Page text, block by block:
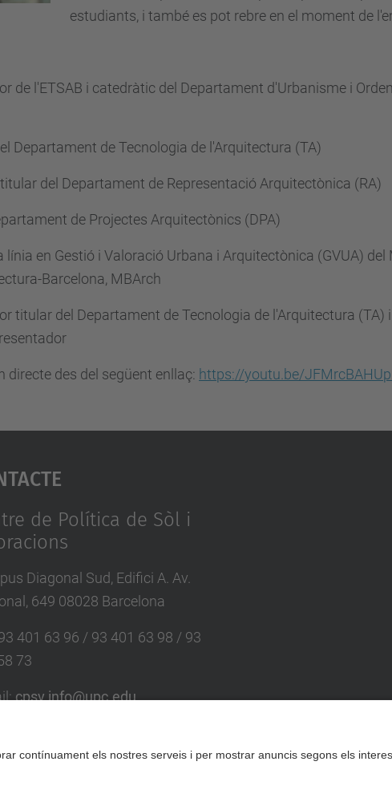
estudiants, i també es pot rebre en el moment de
de l'ETSAB i catedràtic del Departament d'Urbanisme i
Departament de Tecnologia de l'Arquitectura (TA)
del Departament de Representació Arquitectònica (RA)
de Projectes Arquitectònics (DPA)
línia en Gestió i Valoració Urbana i Arquitectònica (GVUA) del
Barcelona, MBArch
titular del Departament de Tecnologia de l'Arquitectura (TA)
directe des del següent enllaç: https://youtu.be/
de Política de Sòl i
Diagonal Sud, Edifici A. Av.
649 08028 Barcelona
401 63 96 / 93 401 63 98 / 93
73
:cpsv.info@upc.edu
de contacte